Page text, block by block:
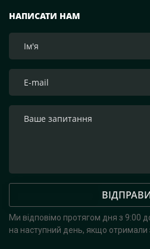
НАПИСАТИ НАМ
Ми відповімо протягом дня з 9:00
на наступний день, якщо отримали